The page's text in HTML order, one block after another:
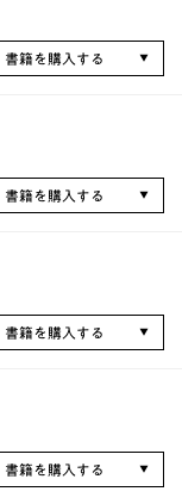
書籍を購入する
書籍を購入する
書籍を購入する
書籍を購入する